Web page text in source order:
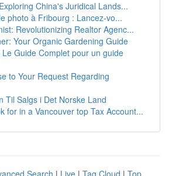
China's Juridical Lands...
photo à Fribourg : Lancez-vo...
Revolutionizing Realtor Agenc...
Your Organic Gardening Guide
Le Guide Complet pour un guide
to Your Request Regarding
Til Salgs i Det Norske Land
for in a Vancouver top Tax Account...
Search | Live | Tag Cloud | Top